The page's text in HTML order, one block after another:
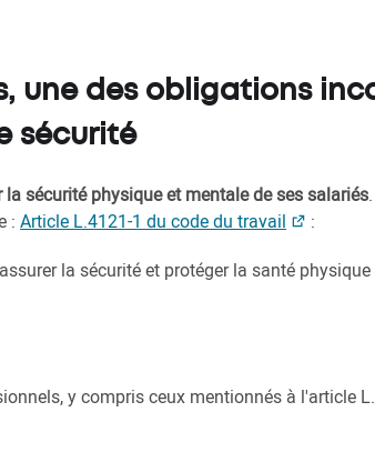
une des obligations
sécurité
sécurité physique et mentale de ses salariés
: Article L.4121-1 du code du travail
:
la sécurité et protéger la santé
y compris ceux mentionnés à l'article